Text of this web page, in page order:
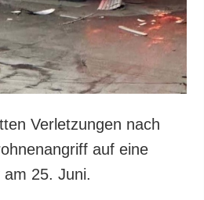
Verletzungen nach
auf eine
am 25. Juni.